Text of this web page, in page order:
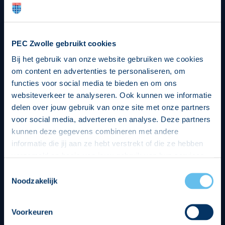
PEC Zwolle gebruikt cookies
Bij het gebruik van onze website gebruiken we cookies
om content en advertenties te personaliseren, om
functies voor social media te bieden en om ons
websiteverkeer te analyseren. Ook kunnen we informatie
delen over jouw gebruik van onze site met onze partners
voor social media, adverteren en analyse. Deze partners
kunnen deze gegevens combineren met andere
informatie die jij aan ze hebt verstrekt of die ze hebben
op een veilige en integere wijze. Je kunt je toestemming
beheren op de privacy- en cookieverklaring pagina.
Noodzakelijk
Voorkeuren